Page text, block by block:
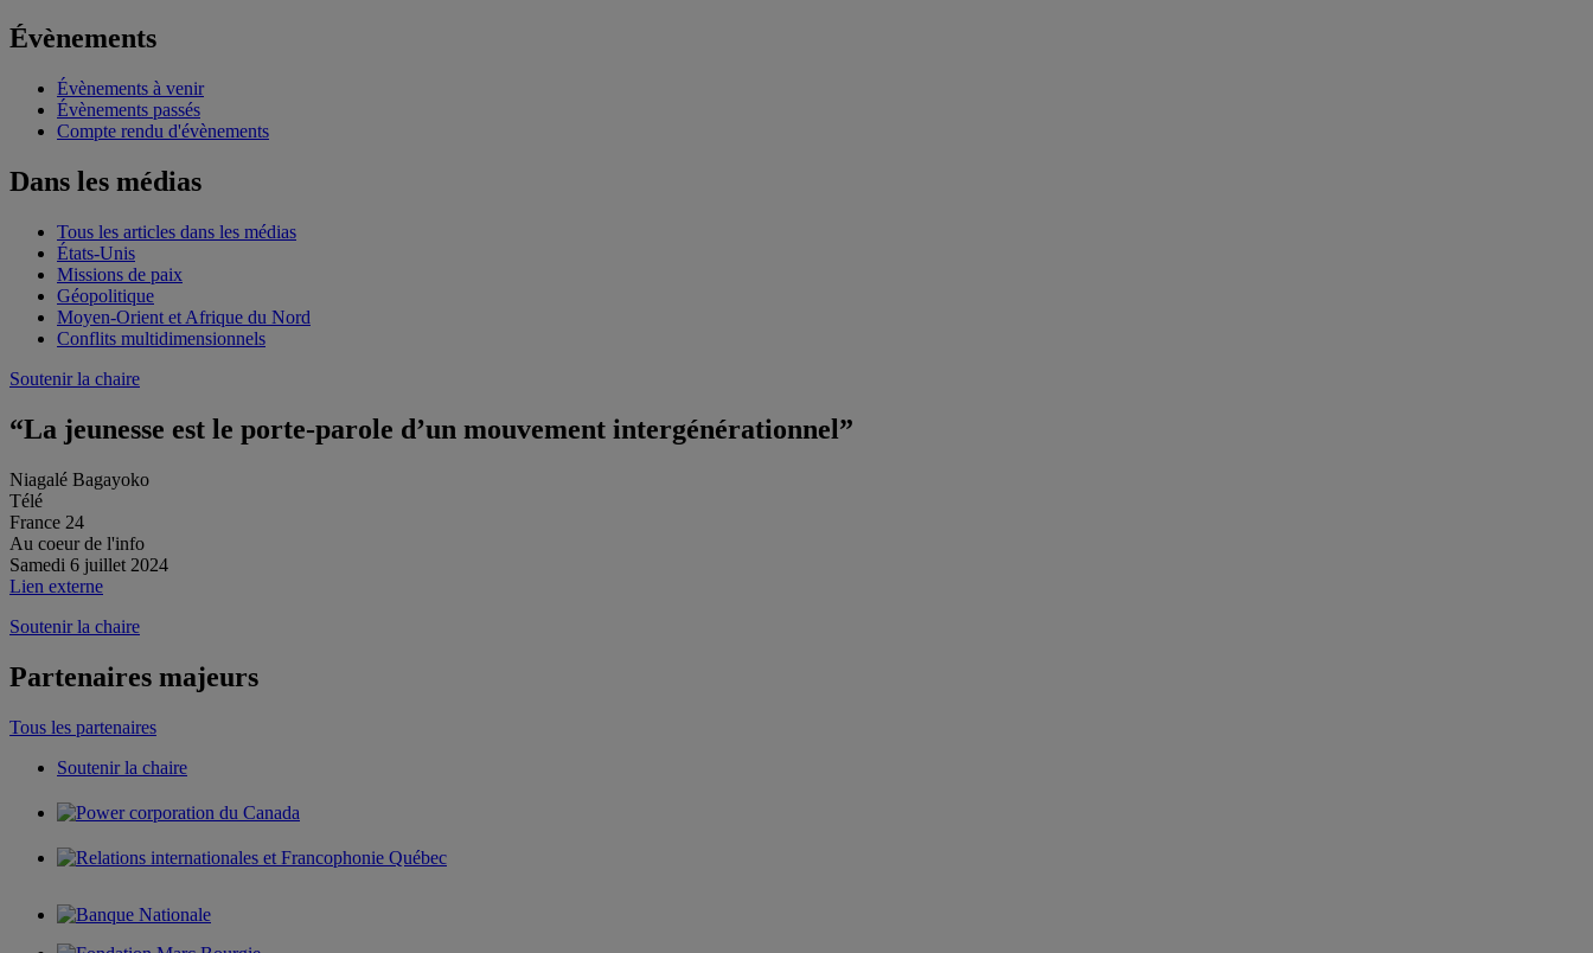
Évènements
Évènements à venir
Évènements passés
Compte rendu d'évènements
Dans les médias
Tous les articles dans les médias
États-Unis
Missions de paix
Géopolitique
Moyen-Orient et Afrique du Nord
Conflits multidimensionnels
Soutenir la chaire
“La jeunesse est le porte-parole d’un mouvement intergénérationnel”
Niagalé Bagayoko
Télé
France 24
Au coeur de l'info
Samedi 6 juillet 2024
Lien externe
Soutenir la chaire
Partenaires majeurs
Tous les partenaires
Soutenir la chaire